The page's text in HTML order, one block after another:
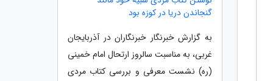
گنجاندن دریا در کوزه بود
به گزارش خبرنگار خبرنگاران در آذربایجان
غربی، به مناسبت سالروز ارتحال امام خمینی
(ره) نشست معرفی و بررسی کتاب مردی